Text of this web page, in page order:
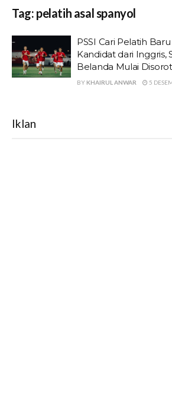
Tag: pelatih asal spanyol
PSSI Cari Pelatih
Kandidat dari Inggris,
Belanda Mulai Disorot
BY KHAIRUL ANWAR 5
Iklan